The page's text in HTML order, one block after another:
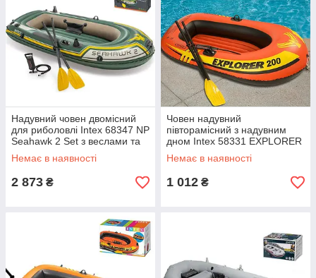
Надувний човен двомісний
для риболовлі Intex 68347 NP
Seahawk 2 Set з веслами та
насосом
Немає в наявності
2 873 ₴
Човен надувний
півторамісний з надувним
дном Intex 58331 EXPLORER
200 з веслами та насосом,
185х94х41 см
Немає в наявності
1 012 ₴